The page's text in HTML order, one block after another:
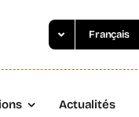
Français
Actualités